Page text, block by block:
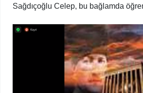
Sağdıçoğlu Celep, bu bağlamda